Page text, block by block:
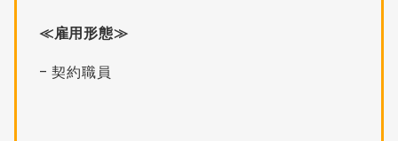
≪雇用形態≫
– 契約職員